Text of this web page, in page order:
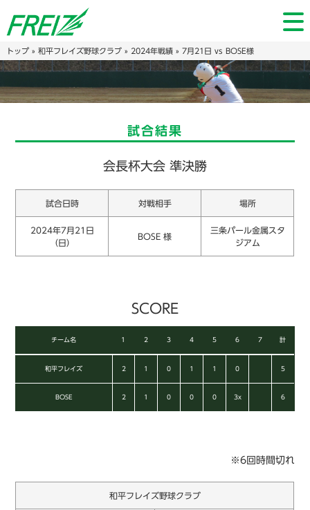
トップ» 和平フレイズ野球クラブ» 2024年戦績» 7月21日 vs BOSE様
試合結果
会長杯大会 準決勝
試合日時 対戦相手 場所
2024年7月21日
（日）
BOSE 様
三条パール金属スタ
ジアム
SCORE
チーム名 1 2 3 4 5 6 7 計
和平フレイズ 2 1 0 1 1 0 5
BOSE 2 1 0 0 0 3x 6
※6回時間切れ
和平フレイズ野球クラブ